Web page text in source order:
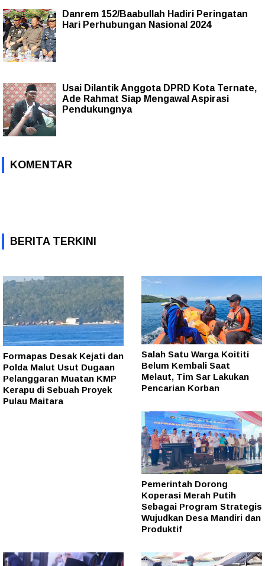
Danrem 152/Baabullah Hadiri Peringatan
Hari Perhubungan Nasional 2024
Usai Dilantik Anggota DPRD Kota Ternate,
Ade Rahmat Siap Mengawal Aspirasi
Pendukungnya
KOMENTAR
BERITA TERKINI
Formapas Desak Kejati dan
Polda Malut Usut Dugaan
Pelanggaran Muatan KMP
Kerapu di Sebuah Proyek
Pulau Maitara
Salah Satu Warga Koititi
Belum Kembali Saat
Melaut, Tim Sar Lakukan
Pencarian Korban
Pemerintah Dorong
Koperasi Merah Putih
Sebagai Program Strategis
Wujudkan Desa Mandiri dan
Produktif